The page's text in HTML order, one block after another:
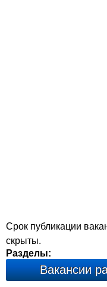
Срок публикации
скрыты.
Разделы:
Вакансии